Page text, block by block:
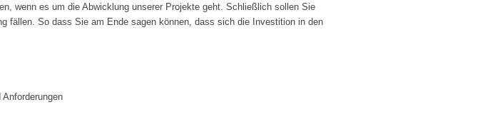
wenn es um die Abwicklung unserer Projekte geht. Schließlich sollen Sie
fällen. So dass Sie am Ende sagen können, dass sich die Investition in den